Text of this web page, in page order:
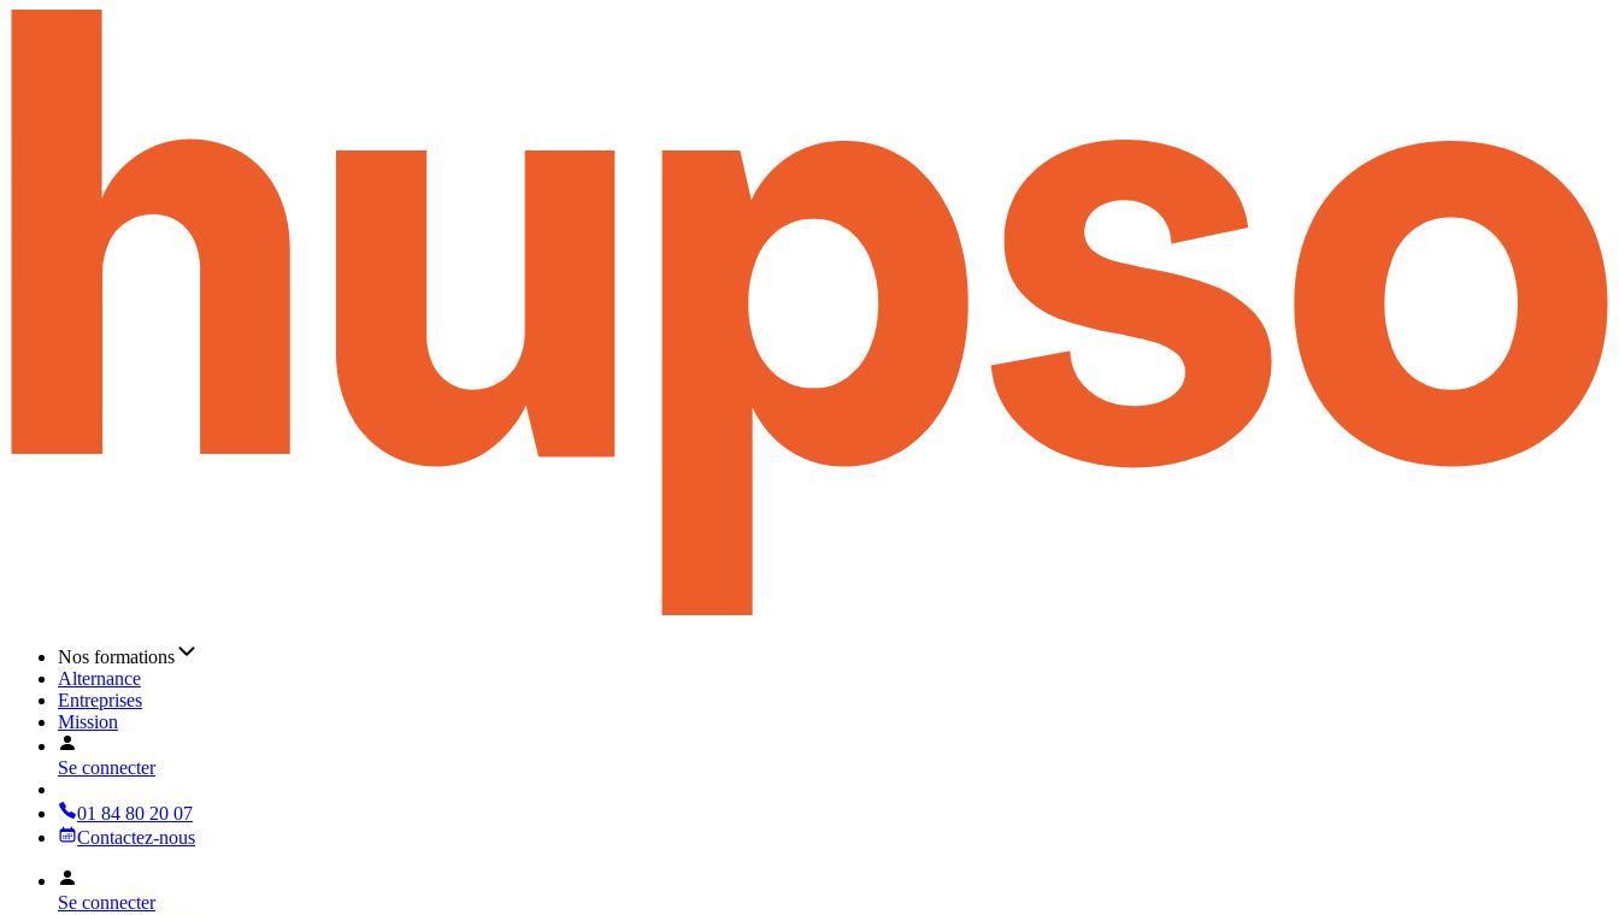
Nos formations
Alternance
Entreprises
Mission
Se connecter
01 84 80 20 07
Contactez-nous
Se connecter